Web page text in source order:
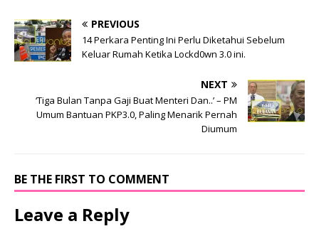
PREVIOUS
14 Perkara Penting Ini Perlu Diketahui Sebelum
Keluar Rumah Ketika Lockd0wn 3.0 ini.
NEXT
‘Tiga Bulan Tanpa Gaji Buat Menteri Dan..’ – PM
Umum Bantuan PKP3.0, Paling Menarik Pernah
Diumum
BE THE FIRST TO COMMENT
Leave a Reply